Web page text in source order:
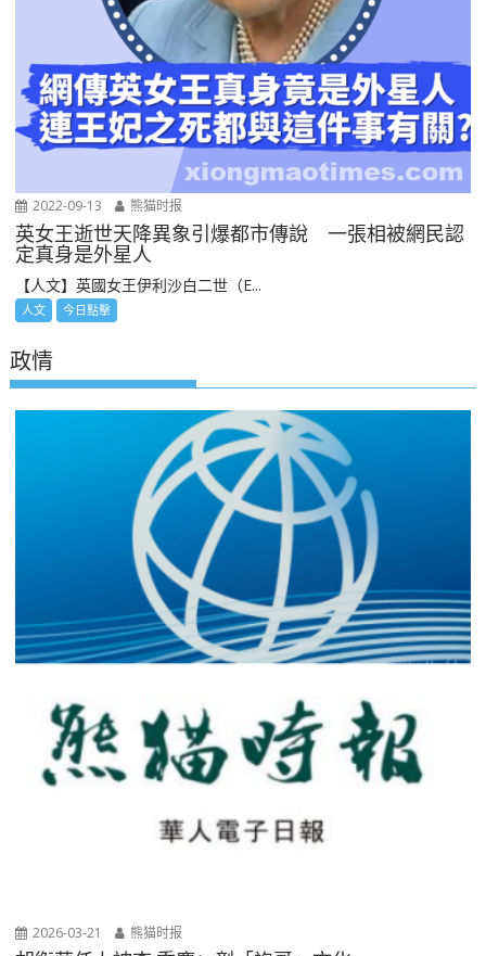
2022-09-13 熊猫时报
英女王逝世天降異象引爆都市傳說 一張相被網民認
定真身是外星人
【人文】英國女王伊利沙白二世（E...
人文 今日點擊
政情
2026-03-21 熊猫时报